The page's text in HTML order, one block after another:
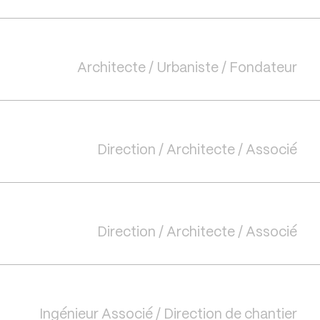
Architecte / Urbaniste / Fondateur
Direction / Architecte / Associé
Direction / Architecte / Associé
Ingénieur Associé / Direction de chantier